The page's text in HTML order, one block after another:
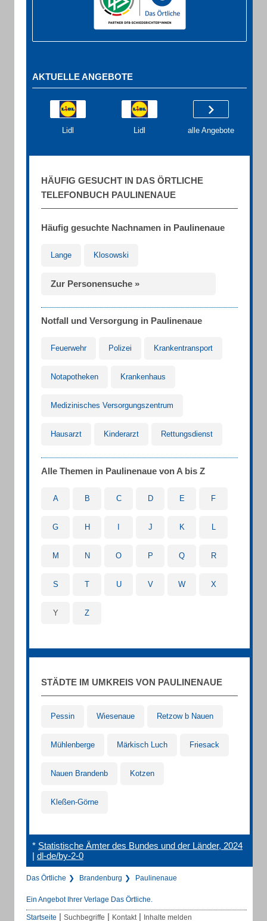
AKTUELLE ANGEBOTE
Lidl Lidl alle Angebote
HÄUFIG GESUCHT IN DAS ÖRTLICHE
TELEFONBUCH PAULINENAUE
Häufig gesuchte Nachnamen in Paulinenaue
Lange Klosowski
Zur Personensuche »
Notfall und Versorgung in Paulinenaue
Feuerwehr Polizei Krankentransport
Notapotheken Krankenhaus
Medizinisches Versorgungszentrum
Hausarzt Kinderarzt Rettungsdienst
Alle Themen in Paulinenaue von A bis Z
A B C D E F
G H J K L
M N O P Q R
S T U V W X
Y Z
STÄDTE IM UMKREIS VON PAULINENAUE
Pessin Wiesenaue Retzow b Nauen
Mühlenberge Märkisch Luch Friesack
Nauen Brandenb Kotzen
Kleßen-Görne
* Statistische Ämter des Bundes und der Länder, 2024
| dl-de/by-2-0
Das Örtliche Brandenburg Paulinenaue
Ein Angebot Ihrer Verlage Das Örtliche.
Startseite | Suchbegriffe | Kontakt | Inhalte melden